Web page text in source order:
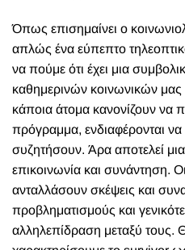
Όπως επισημαίνει ο
απλώς ένα εύπεπτο
να πούμε ότι έχει μια
καθημερινών κοινωνικών
κάποια άτομα κανονίζουν να
πρόγραμμα, ενδιαφέρονται
συζητήσουν. Άρα αποτελεί
επικοινωνία και συνάντηση.
ανταλλάσουν σκέψεις και
προβληματισμούς και
αλληλεπίδραση μεταξύ